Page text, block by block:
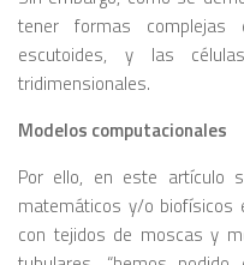
tener formas
escutoides, y las
tridimensionales.
Modelos computacionales
Por ello, en este artículo
matemáticos y/o biofísicos
con tejidos de moscas y